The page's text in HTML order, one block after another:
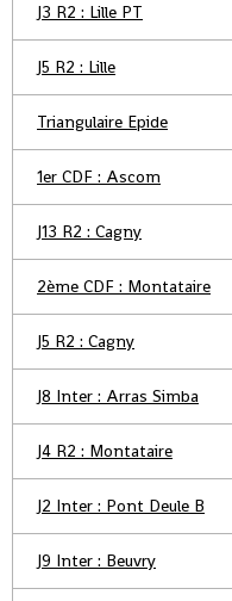
J3 R2 : Lille PT
J5 R2 : Lille
Triangulaire Epide
1er CDF : Ascom
J13 R2 : Cagny
2ème CDF : Montataire
J5 R2 : Cagny
J8 Inter : Arras Simba
J4 R2 : Montataire
J2 Inter : Pont Deule B
J9 Inter : Beuvry